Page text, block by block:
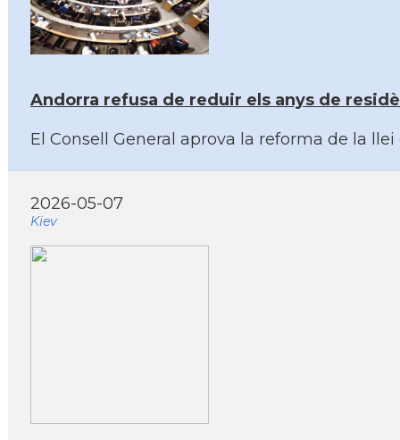
Andorra refusa de reduir els anys de
El Consell General aprova la reforma de la
2026-05-07
Kiev